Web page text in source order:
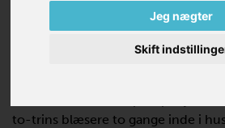
Jeg nægter
Skift
Med et-trins blæsere, roterer luften
via begge pumpehjulssider, før
parallel operation resulterer i en
to-trins blæsere to gange inde i